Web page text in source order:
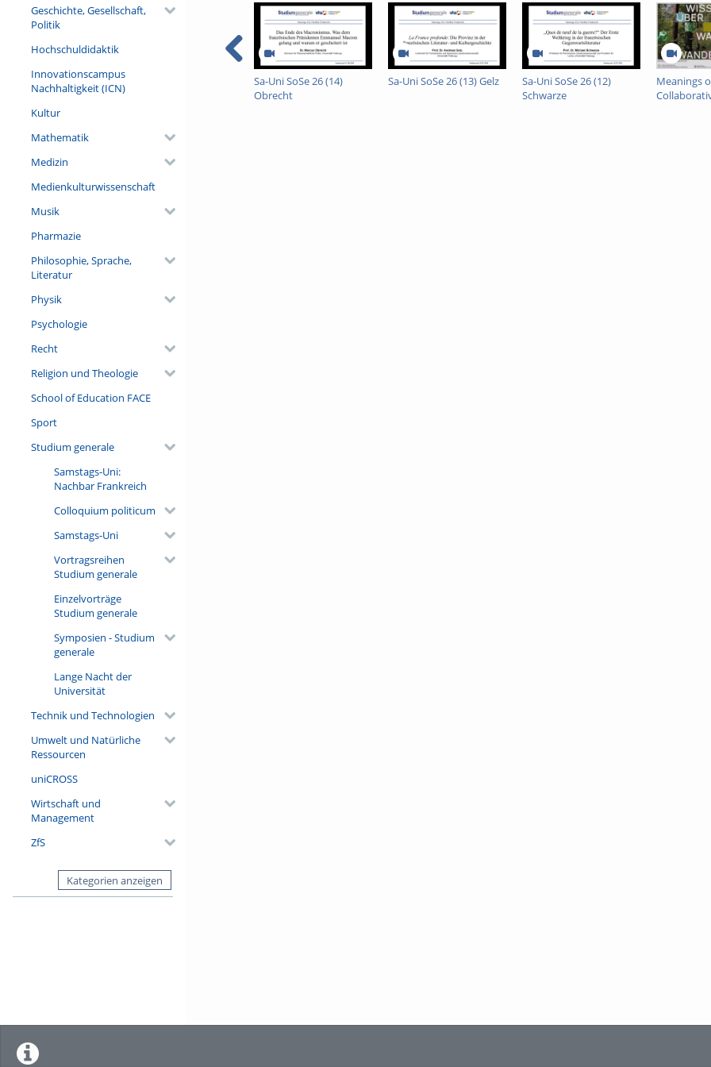
Geschichte, Gesellschaft,
Politik
Hochschuldidaktik
Innovationscampus
Nachhaltigkeit (ICN)
Kultur
Mathematik
Medizin
Medienkulturwissenschaft
Musik
Pharmazie
Philosophie, Sprache,
Literatur
Physik
Psychologie
Recht
Religion und Theologie
School of Education FACE
Sport
Studium generale
Samstags-Uni:
Nachbar Frankreich
Colloquium politicum
Samstags-Uni
Vortragsreihen
Studium generale
Einzelvorträge
Studium generale
Symposien - Studium
generale
Lange Nacht der
Universität
Technik und Technologien
Umwelt und Natürliche
Ressourcen
uniCROSS
Wirtschaft und
Management
ZfS
Kategorien anzeigen
europäische Gesetzgebung und auf deren nationale Umsetzung, v.a. am Beispiel der Verordnung zur
Referent/in:
Prof. Dr. Josef Settele (Department Naturschutzforschung,
Helmholtz-Zentrum für Umweltforschung (UFZ), Halle /
Professur für Ökologie, Martin-Luther-Universität Halle-
Wittenberg)
Sa-Uni SoSe 26 (14)
Obrecht
Sa-Uni SoSe 26 (13) Gelz
Sa-Uni SoSe 26 (12)
Schwarze
Meanings